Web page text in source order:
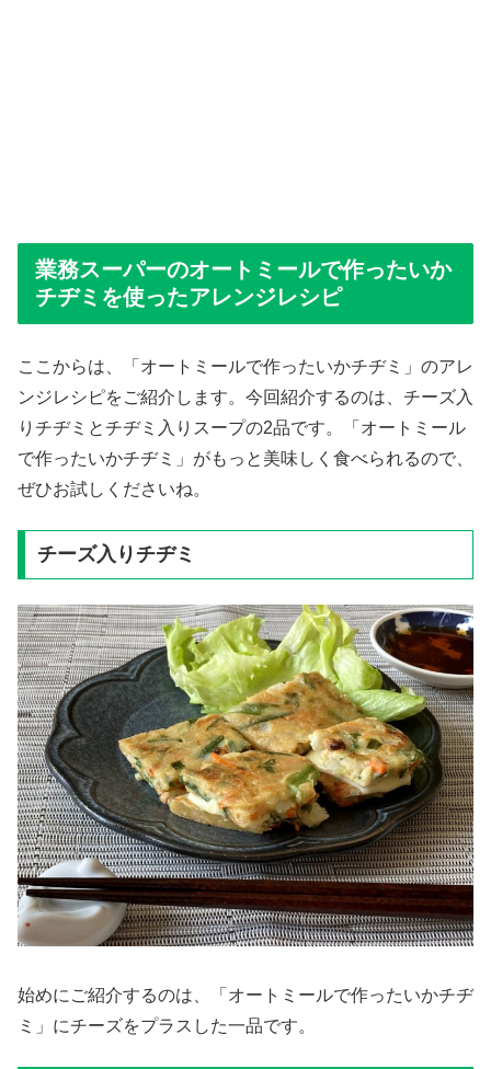
業務スーパーのオートミールで作ったいか
チヂミを使ったアレンジレシピ
ここからは、「オートミールで作ったいかチヂミ」のアレ
ンジレシピをご紹介します。今回紹介するのは、チーズ入
りチヂミとチヂミ入りスープの2品です。「オートミール
で作ったいかチヂミ」がもっと美味しく食べられるので、
ぜひお試しくださいね。
チーズ入りチヂミ
始めにご紹介するのは、「オートミールで作ったいかチヂ
ミ」にチーズをプラスした一品です。